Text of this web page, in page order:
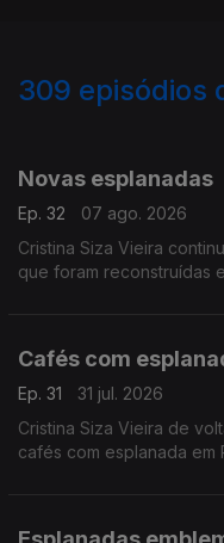
309 episódios
Novas esplanadas
Ep. 32
07 ago. 2026
Cristina Siza Vieira
que foram reconstruídas
Cafés com
Ep. 31
31 jul. 2026
Cristina Siza Vieira de
cafés com esplanada em